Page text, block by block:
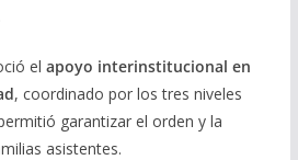
el apoyo interinstitucional en
, coordinado por los tres niveles
garantizar el orden y la
asistentes.